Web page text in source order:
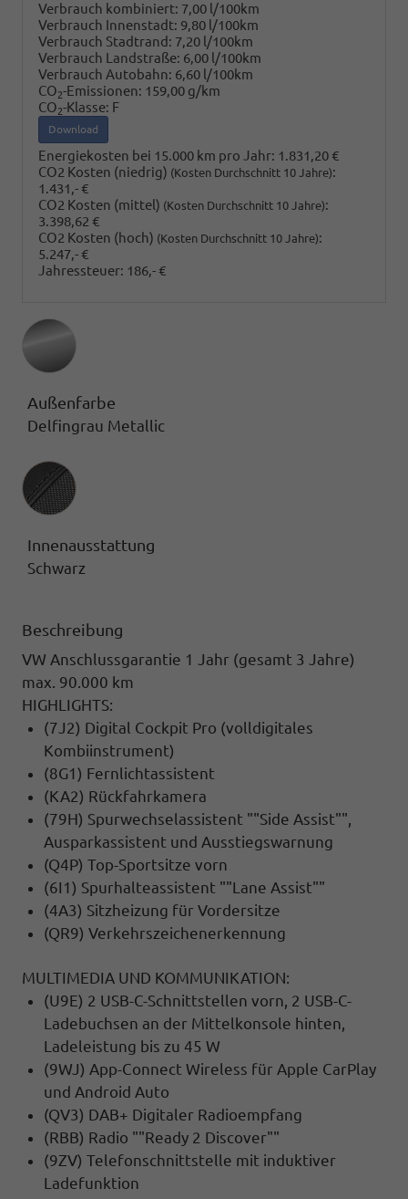
Verbrauch kombiniert: 7,00 l/100km
Verbrauch Innenstadt: 9,80 l/100km
Verbrauch Stadtrand: 7,20 l/100km
Verbrauch Landstraße: 6,00 l/100km
Verbrauch Autobahn: 6,60 l/100km
CO2-Emissionen: 159,00 g/km
CO2-Klasse: F
Download
Energiekosten bei 15.000 km pro Jahr: 1.831,20 €
CO2 Kosten (niedrig) (Kosten Durchschnitt 10 Jahre):
1.431,- €
CO2 Kosten (mittel) (Kosten Durchschnitt 10 Jahre):
3.398,62 €
CO2 Kosten (hoch) (Kosten Durchschnitt 10 Jahre):
5.247,- €
Jahressteuer: 186,- €
Außenfarbe
Delfingrau Metallic
Innenausstattung
Innenausstattung
Schwarz
Beschreibung
VW Anschlussgarantie 1 Jahr (gesamt 3 Jahre)
max. 90.000 km
HIGHLIGHTS:
(7J2) Digital Cockpit Pro (volldigitales
Kombiinstrument)
(8G1) Fernlichtassistent
(KA2) Rückfahrkamera
(79H) Spurwechselassistent ""Side Assist"",
Ausparkassistent und Ausstiegswarnung
(Q4P) Top-Sportsitze vorn
(6I1) Spurhalteassistent ""Lane Assist""
(4A3) Sitzheizung für Vordersitze
(QR9) Verkehrszeichenerkennung
MULTIMEDIA UND KOMMUNIKATION:
(U9E) 2 USB-C-Schnittstellen vorn, 2 USB-C-
Ladebuchsen an der Mittelkonsole hinten,
Ladeleistung bis zu 45 W
(9WJ) App-Connect Wireless für Apple CarPlay
und Android Auto
(QV3) DAB+ Digitaler Radioempfang
(RBB) Radio ""Ready 2 Discover""
(9ZV) Telefonschnittstelle mit induktiver
Ladefunktion